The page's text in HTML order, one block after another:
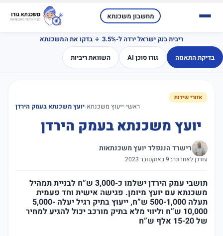
מחשבון משכנתא
ריבית בנק ישראל ירדה ל-3.5%
בדקו את המשכנתא
בדיקת התאמה
גורו סוכן AI השוואת ריביות
אזורי שירות
ראשי‹ייעוץ משכנתא‹יועץ משכנתא בעמק הירדן
יועץ משכנתא בעמק הירדן
רישרד הננפלד יועץ משכנתאות
עודכן לאחרונה: 9 באוקטובר 2023
תושבי עמק הירדן ישלמו כ-3,000 ש”ח לבניית תמהיל
משכנתא עם יועץ מיומן. פגישה אישית וחד פעמית
תעלה 500-1,000 ש”ח, ייעוץ בתיק רגיל יעלה 5,000-
10,000 ש”ח וליווי מלא בתיק מורכב יכול להגיע למחיר
של 15-20 אלף ש”ח